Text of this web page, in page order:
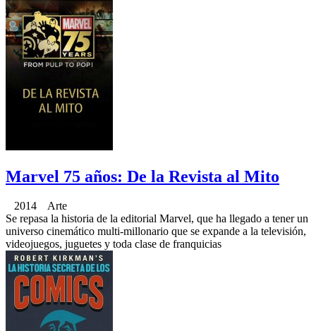
Marvel 75 años: De la Revista al Mito
2014 Arte
Se repasa la historia de la editorial Marvel, que ha llegado a tener un
universo cinemático multi-millonario que se expande a la televisión,
videojuegos, juguetes y toda clase de franquicias